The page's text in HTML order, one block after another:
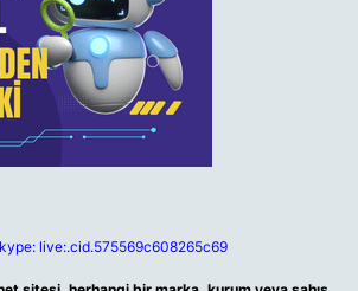
live:.cid.575569c608265c69